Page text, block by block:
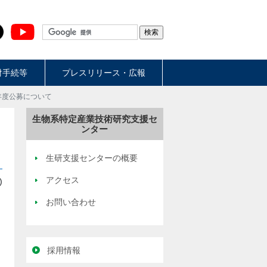
手続等 プレスリリース・広報
公募について
生物系特定産業技術研究支援セ
ンター
生研支援センターの概要
アクセス
お問い合わせ
採用情報